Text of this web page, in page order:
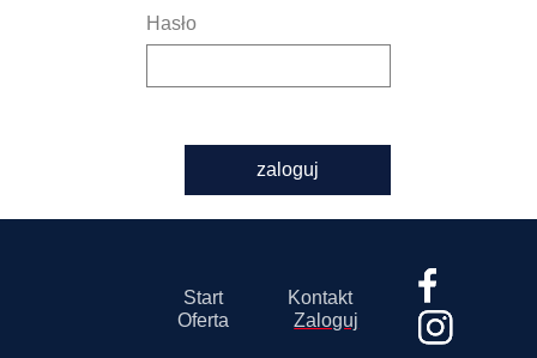
Hasło
zaloguj
Start
Kontakt
Oferta
Zaloguj